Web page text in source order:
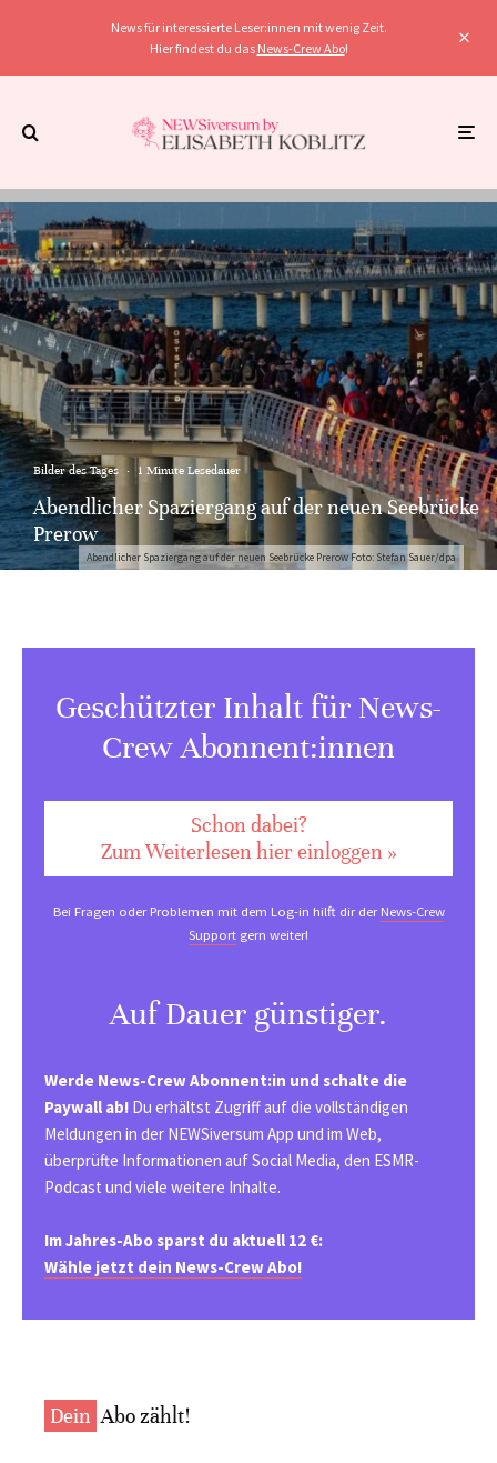
News für interessierte Leser:innen mit wenig Zeit.
Hier findest du das News-Crew Abo!
Abendlicher Spaziergang auf der neuen Seebrücke Prerow Foto: Stefan Sauer/dpa
Bilder des Tages · 1 Minute Lesedauer
Abendlicher Spaziergang auf der neuen Seebrücke
Prerow
Geschützter Inhalt für News-
Crew Abonnent:innen
Schon dabei?
Zum Weiterlesen hier einloggen »
Bei Fragen oder Problemen mit dem Log-in hilft dir derNews-Crew
Support gern weiter!
Auf Dauer günstiger.
Werde News-Crew Abonnent:in und schalte die
Paywall ab! Du erhältst Zugriff auf die vollständigen
Meldungen in der NEWSiversum App und im Web,
überprüfte Informationen auf Social Media, den ESMR-
Podcast und viele weitere Inhalte.
Im Jahres-Abo sparst du aktuell 12 €:
Wähle jetzt dein News-Crew Abo!
Dein Abo zählt!